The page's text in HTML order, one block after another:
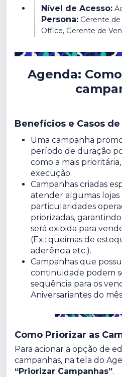
Nível de Acesso:
Persona: Gerente
Office, Gerente de
Agenda:
Benefícios e Casos de
Uma campanha
período de duração
como a mais
execução.
Campanhas criadas
atender algumas
particularidades
priorizadas,
será exibida para
(Ex.: queimas de
aderência etc.).
Campanhas que
continuidade podem
sequência para os
Aniversariantes do
Como Priorizar as
Para acionar a opção de
campanhas, na tela do
“Priorizar Campanhas”.